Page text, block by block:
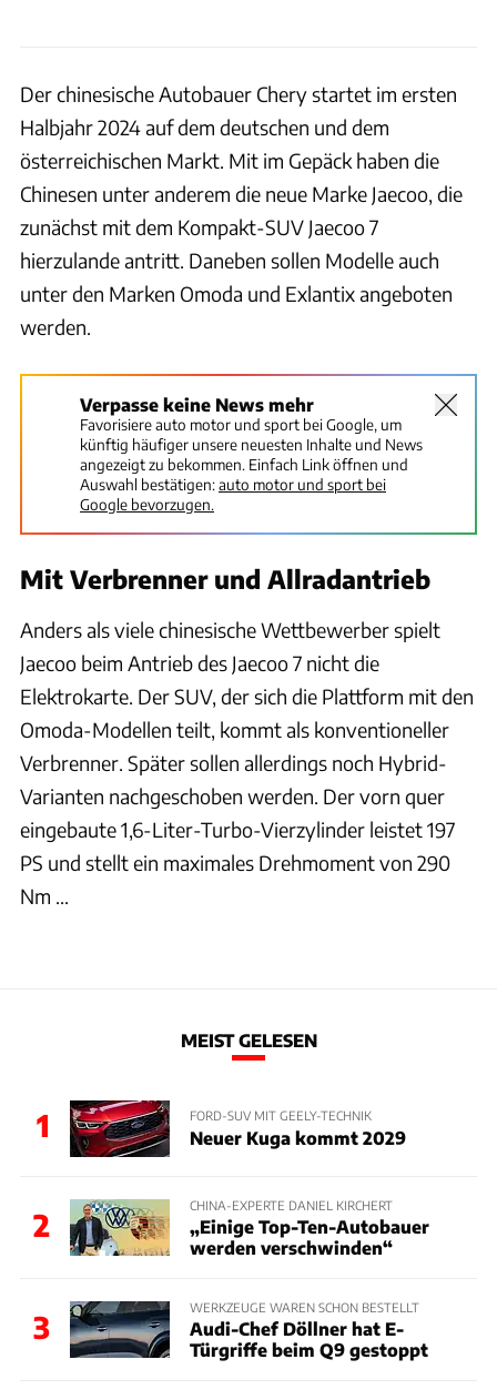
Der chinesische Autobauer Chery startet im ersten
Halbjahr 2024 auf dem deutschen und dem
österreichischen Markt. Mit im Gepäck haben die
Chinesen unter anderem die neue Marke Jaecoo, die
zunächst mit dem Kompakt-SUV Jaecoo 7
hierzulande antritt. Daneben sollen Modelle auch
unter den Marken Omoda und Exlantix angeboten
werden.
Verpasse keine News mehr
Favorisiere auto motor und sport bei Google, um
künftig häufiger unsere neuesten Inhalte und News
angezeigt zu bekommen. Einfach Link öffnen und
Auswahl bestätigen:auto motor und sport bei
Google bevorzugen.
Mit Verbrenner und Allradantrieb
Anders als viele chinesische Wettbewerber spielt
Jaecoo beim Antrieb des Jaecoo 7 nicht die
Elektrokarte. Der SUV, der sich die Plattform mit den
Omoda-Modellen teilt, kommt als konventioneller
Verbrenner. Später sollen allerdings noch Hybrid-
Varianten nachgeschoben werden. Der vorn quer
eingebaute 1,6-Liter-Turbo-Vierzylinder leistet 197
PS und stellt ein maximales Drehmoment von 290
Nm ...
MEIST GELESEN
1 FORD-SUV MIT GEELY-TECHNIK
Neuer Kuga kommt 2029
2
CHINA-EXPERTE DANIEL KIRCHERT
„Einige Top-Ten-Autobauer
werden verschwinden“
3
WERKZEUGE WAREN SCHON BESTELLT
Audi-Chef Döllner hat E-
Türgriffe beim Q9 gestoppt